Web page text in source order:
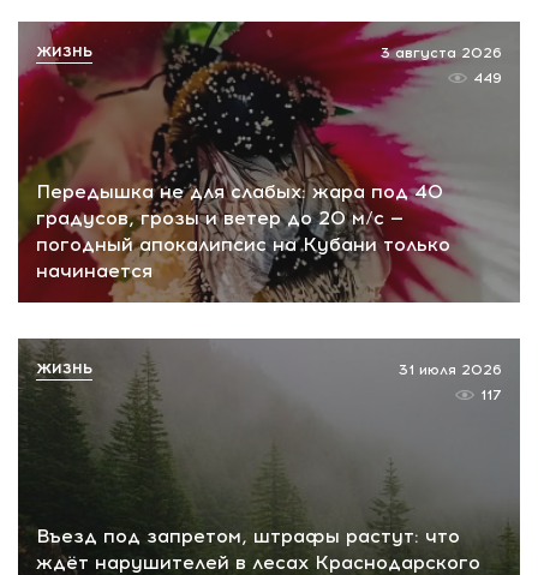
Передышка не для слабых: жара под 40
градусов, грозы и ветер до 20 м/с —
погодный апокалипсис на Кубани только
начинается
3 августа 2026
449
ЖИЗНЬ
Въезд под запретом, штрафы растут: что
ждёт нарушителей в лесах Краснодарского
31 июля 2026
117
ЖИЗНЬ